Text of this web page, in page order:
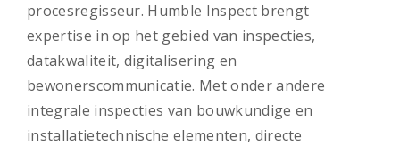
procesregisseur. Humble Inspect brengt
expertise in op het gebied van inspecties,
datakwaliteit, digitalisering en
bewonerscommunicatie. Met onder andere
integrale inspecties van bouwkundige en
installatietechnische elementen, directe